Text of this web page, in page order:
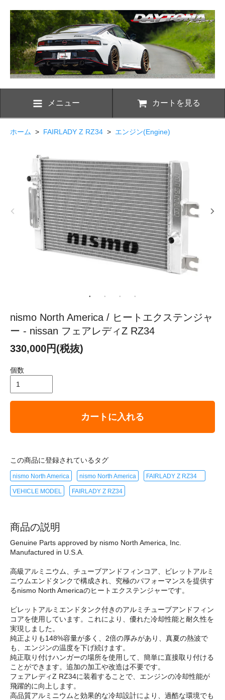
メニュー カートを見る
ホーム > FAIRLADY Z RZ34 > エンジン(Engine)
nismo North America / ヒートエクステンジャ
ー - nissan フェアレディZ RZ34
330,000円(税抜)
個数
カートに入れる
この商品に登録されているタグ
nismo North America nismo North America FAIRLADY Z RZ34
VEHICLE MODEL FAIRLADY Z RZ34
商品の説明
Genuine Parts approved by nismo North America, Inc.
Manufactured in U.S.A.
高級アルミニウム、チューブアンドフィンコア、ビレットアルミ
ニウムエンドタンクで構成され、究極のパフォーマンスを提供す
るnismo North Americaのヒートエクステンジャーです。
ビレットアルミエンドタンク付きのアルミチューブアンドフィン
コアを使用しています。これにより、優れた冷却性能と耐久性を
実現しました。
純正よりも148%容量が多く、2倍の厚みがあり、真夏の熱波で
も、エンジンの温度を下げ続けます。
純正取り付けハンガーの場所を使用して、簡単に直接取り付ける
ことができます。追加の加工や改造は不要です。
フェアレディZ RZ34に装着することで、エンジンの冷却性能が
飛躍的に向上します。
高品質アルミニウムと効果的な冷却設計により、過酷な環境でも